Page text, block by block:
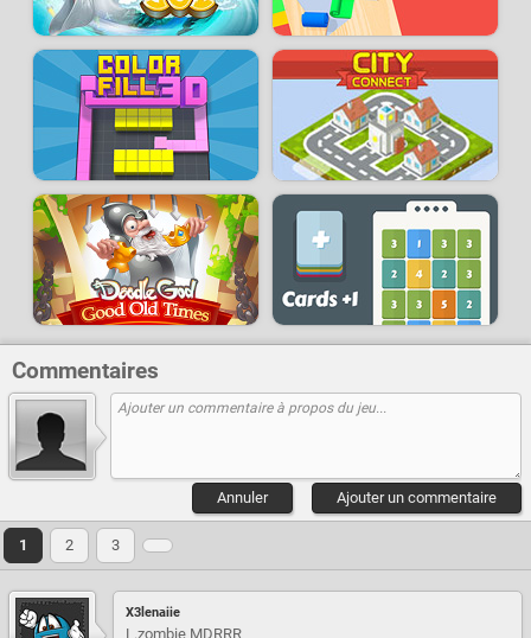
Commentaires
Ajouter un commentaire
Annuler
1 2 3
X3lenaiie
L.zombie MDRRR